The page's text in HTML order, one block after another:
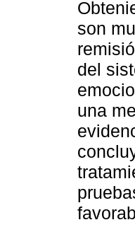
son
del
una